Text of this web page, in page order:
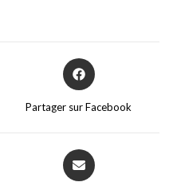
Partager sur Facebook